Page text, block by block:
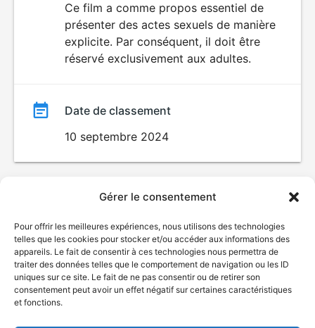
Gérer le consentement
Pour offrir les meilleures expériences, nous utilisons des technologies
telles que les cookies pour stocker et/ou accéder aux informations des
appareils. Le fait de consentir à ces technologies nous permettra de
traiter des données telles que le comportement de navigation ou les ID
uniques sur ce site. Le fait de ne pas consentir ou de retirer son
consentement peut avoir un effet négatif sur certaines caractéristiques
et fonctions.
SEXUALITÉ
EXPLICITE
Ce film a comme propos essentiel de
présenter des actes sexuels de manière
explicite. Par conséquent, il doit être
réservé exclusivement aux adultes.
Date de classement
10 septembre 2024